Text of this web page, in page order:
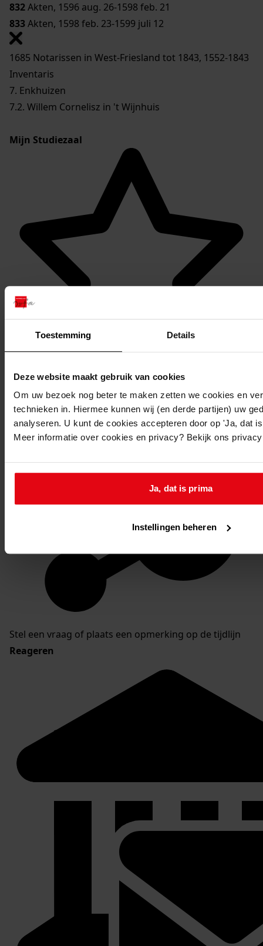
Toestemming Details
Deze website maakt gebruik van cookies
Om uw bezoek nog beter te maken zetten we cookies en
technieken in. Hiermee kunnen wij (en derde partijen) uw
analyseren. U kunt de cookies accepteren door op 'Ja, dat
Meer informatie over cookies en privacy? Bekijk ons
Ja, dat is prima
Instellingen beheren
832Akten, 1596 aug. 26-1598 feb. 21
833Akten, 1598 feb. 23-1599 juli 12
1685 Notarissen in West-Friesland tot 1843, 1552-1843
Inventaris
7. Enkhuizen
7.2. Willem Cornelisz in 't Wijnhuis
Mijn Studiezaal
Favoriet of een notitie maken
Stel een vraag of plaats een opmerking op de tijdlijn
Reageren